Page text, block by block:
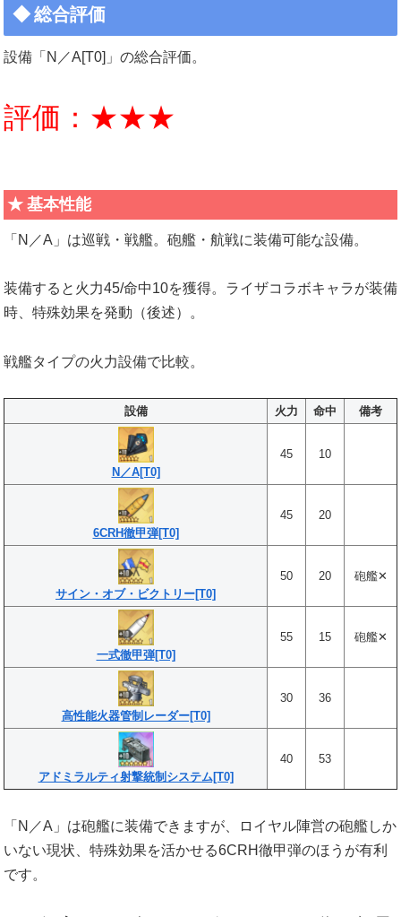
総合評価
設備「N／A[T0]」の総合評価。
評価：★★★
基本性能
「N／A」は巡戦・戦艦。砲艦・航戦に装備可能な設備。
装備すると火力45/命中10を獲得。ライザコラボキャラが装備
時、特殊効果を発動（後述）。
戦艦タイプの火力設備で比較。
設備 火力 命中 備考
N／A[T0]
45 10
6CRH徹甲弾[T0]
45 20
サイン・オブ・ビクトリー[T0]
50 20 砲艦✕
一式徹甲弾[T0]
55 15 砲艦✕
高性能火器管制レーダー[T0]
30 36
アドミラルティ射撃統制システム[T0]
40 53
「N／A」は砲艦に装備できますが、ロイヤル陣営の砲艦しか
いない現状、特殊効果を活かせる6CRH徹甲弾のほうが有利
です。